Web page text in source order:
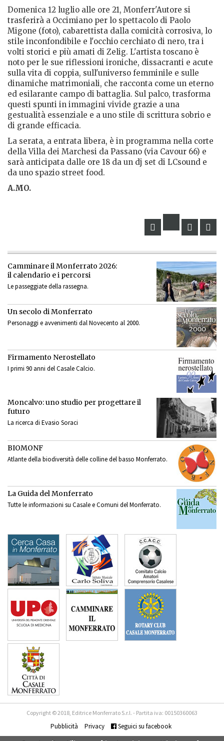
Domenica 12 luglio alle ore 21, Monferr'Autore si
trasferirà a Occimiano per lo spettacolo di Paolo
Migone (foto), cabarettista dalla comicità corrosiva, lo
stile inconfondibile e l'occhio cerchiato di nero, tra i
volti storici e più amati di Zelig. L'artista toscano è
noto per le sue riflessioni ironiche, dissacranti e acute
sulla vita di coppia, sull'universo femminile e sulle
dinamiche matrimoniali, che racconta come un eterno
ed esilarante campo di battaglia. Sul palco, trasforma
questi spunti in immagini vivide grazie a una
gestualità essenziale e a uno stile di scrittura sobrio e
di grande efficacia.
La serata, a entrata libera, è in programma nella corte
della Villa dei Marchesi da Passano (via Cavour 66) e
sarà anticipata dalle ore 18 da un dj set di LCsound e
da uno spazio street food.
A.MO.
Camminare il Monferrato 2026:
il calendario e i percorsi
Le passeggiate della rassegna.
Un secolo di Monferrato
Personaggi e avvenimenti dal Novecento al 2000.
Firmamento Nerostellato
I primi 90 anni del Casale Calcio.
Moncalvo: uno studio per progettare il
futuro
La ricerca di Evasio Soraci
BIOMONF
Atlante della biodiversità delle colline del basso Monferrato.
La Guida del Monferrato
Tutte le informazioni su Casale e Comuni del Monferrato.
Copyright © 2018, Editrice Monferrato S.r.l. - Partita iva: 00150360063
Pubblicità Privacy Seguici su facebook